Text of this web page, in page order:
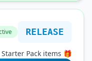
Active